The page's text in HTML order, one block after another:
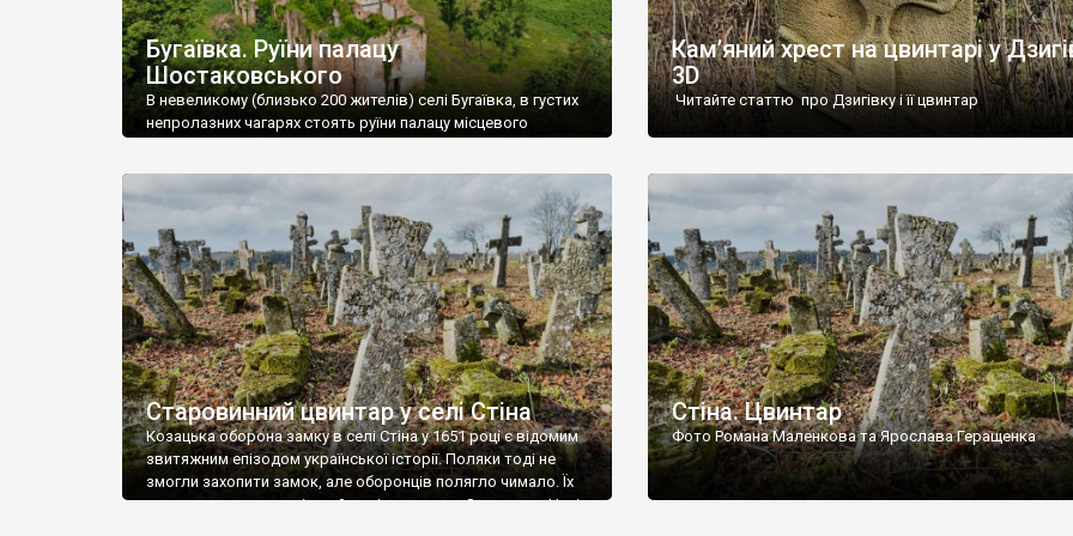
Бугаївка. Руїни палацу
Шостаковського
В невеликому (близько 200 жителів) селі Бугаївка, в густих
непролазних чагарях стоять руїни палацу місцевого
потім клуб, ще пізніше – гуртожиток. У 60-х роках минулого
століття тут розмістили туберкульозну лікарню. Коли із
палацу виїхала лікарня – ми точно не […]
Кам’яний хрест на цвинтарі у
3D
Читайте статтю про Дзигівку і її цвинтар
Старовинний цвинтар у селі Стіна
Козацька оборона замку в селі Стіна у 1651 році є відомим
звитяжним епізодом української історії. Поляки тоді не
змогли захопити замок, але оборонців полягло чимало. Їх
поховали на цвинтарі, який тоді називався Замковим. Нині
Стіна. Цвинтар
Фото Романа Маленкова та Ярослава Геращенка